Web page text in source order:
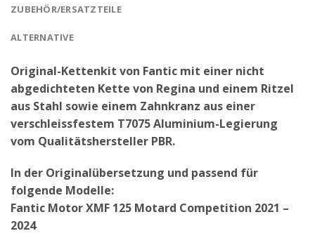
ZUBEHÖR/ERSATZTEILE
ALTERNATIVE
Original-Kettenkit von Fantic mit einer nicht
abgedichteten Kette von Regina und einem Ritzel
aus Stahl sowie einem Zahnkranz aus einer
verschleissfestem T7075 Aluminium-Legierung
vom Qualitätshersteller PBR.
In der Originalübersetzung und passend für
folgende Modelle:
Fantic Motor XMF 125 Motard Competition 2021 –
2024